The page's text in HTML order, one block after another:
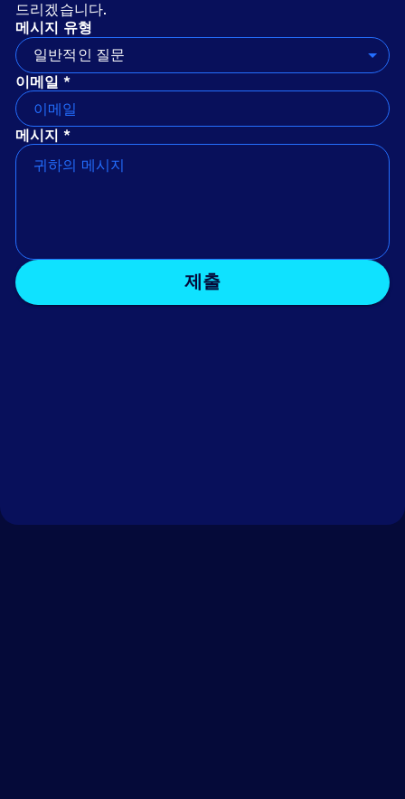
드리겠습니다.
메시지 유형
일반적인 질문
이메일 *
메시지 *
제출